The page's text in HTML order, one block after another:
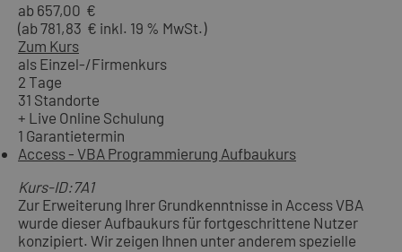
ab 657,00 €
(ab 781,83 € inkl. 19 % MwSt.)
Zum Kurs
als Einzel-/Firmenkurs
2 Tage
31 Standorte
+ Live Online Schulung
1 Garantietermin
Access - VBA Programmierung Aufbaukurs
Kurs-ID:7A1
Zur Erweiterung Ihrer Grundkenntnisse in Access VBA
wurde dieser Aufbaukurs für fortgeschrittene Nutzer
konzipiert. Wir zeigen Ihnen unter anderem spezielle